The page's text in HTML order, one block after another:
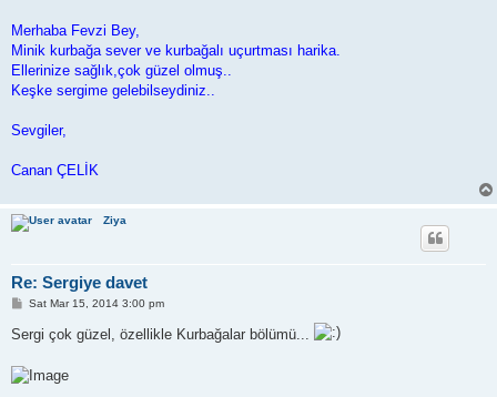
Merhaba Fevzi Bey,
Minik kurbağa sever ve kurbağalı uçurtması harika.
Ellerinize sağlık,çok güzel olmuş..
Keşke sergime gelebilseydiniz..
Sevgiler,
Canan ÇELİK
Ziya
Re: Sergiye davet
P
s
t
Sat Mar 15, 2014 3:00 pm
Sergi çok güzel, özellikle Kurbağalar bölümü...